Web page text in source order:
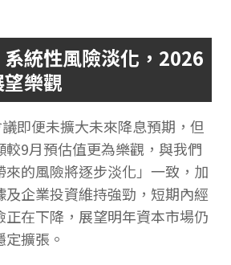
統性風險淡化，2026
樂觀
即便未擴大未來降息預期，但
9月預估值更為樂觀，與我們
來的風險將逐步淡化」一致，加
及企業投資維持強勁，短期內經
正在下降，展望明年資本市場仍
擴張。